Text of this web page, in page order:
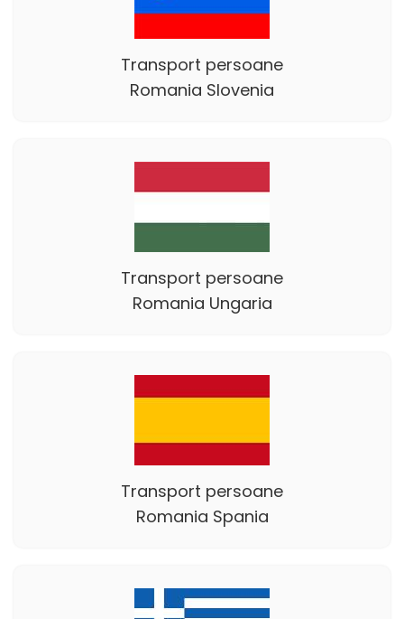
Transport persoane
Romania Slovenia
Transport persoane
Romania Ungaria
Transport persoane
Romania Spania